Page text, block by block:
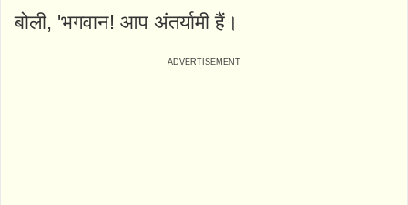
बोली, 'भगवान! आप अंतर्यामी हैं।